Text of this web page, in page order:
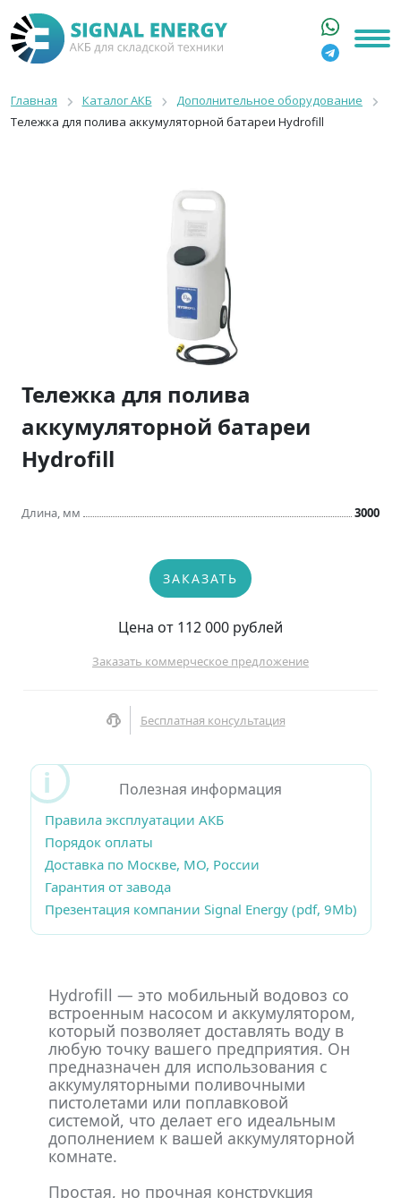
КАТАЛОГ
АРЕНДА АКБ
КОНТАКТЫ
+7 916 316 3333
8 800 550 44 77
Москва, Бакунинская, 69с1
9:00 - 19:00 пн-пт
info@signalenergy.ru
Главная Каталог АКБ
Дополнительное оборудование
Тележка для полива аккумуляторной батареи Hydrofill
Тележка для полива
аккумуляторной батареи
Hydrofill
Длина, мм 3000
ЗАКАЗАТЬ
Цена от 112 000 рублей
Заказать коммерческое предложение
Бесплатная консультация
Полезная информация
Правила эксплуатации АКБ
Порядок оплаты
Доставка по Москве, МО, России
Гарантия от завода
Презентация компании Signal Energy (pdf, 9Mb)
Hydrofill — это мобильный водовоз со
встроенным насосом и аккумулятором,
который позволяет доставлять воду в
любую точку вашего предприятия. Он
предназначен для использования с
аккумуляторными поливочными
пистолетами или поплавковой
системой, что делает его идеальным
дополнением к вашей аккумуляторной
комнате.
Простая, но прочная конструкция